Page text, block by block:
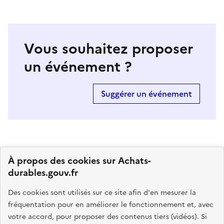
À propos des cookies sur Achats-
durables.gouv.fr
Des cookies sont utilisés sur ce site afin d'en mesurer la
fréquentation pour en améliorer le fonctionnement et, avec
votre accord, pour proposer des contenus tiers (vidéos). Si
Vous souhaitez proposer
un événement ?
Suggérer un événement
GOUVERNEMENT
L
iCe portail vise à rassembler toutes les informations